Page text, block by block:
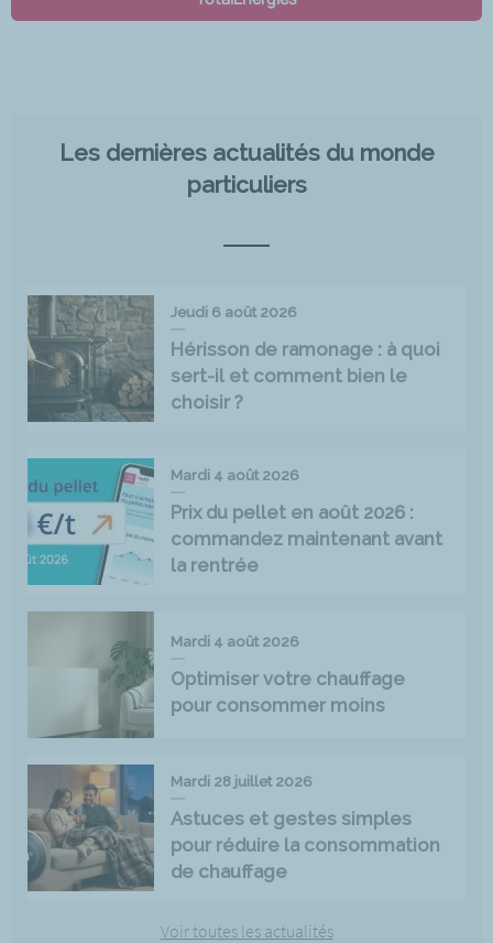
Les dernières actualités du monde
particuliers
Jeudi 6 août 2026
Hérisson de ramonage : à quoi
sert-il et comment bien le
choisir ?
Mardi 4 août 2026
Prix du pellet en août 2026 :
commandez maintenant avant
la rentrée
Mardi 4 août 2026
Optimiser votre chauffage
pour consommer moins
Mardi 28 juillet 2026
Astuces et gestes simples
pour réduire la consommation
de chauffage
Voir toutes les actualités